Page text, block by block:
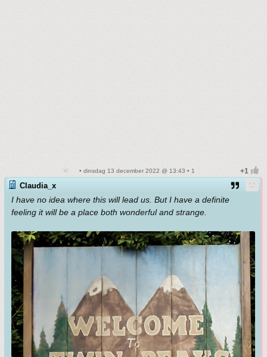
• dinsdag 13 december 2022 @ 13:43 • 1
Claudia_x
I have no idea where this will lead us. But I have a definite
feeling it will be a place both wonderful and strange.